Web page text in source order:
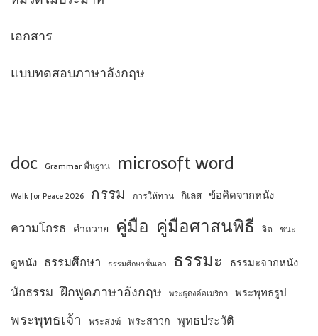
เอกสาร
แบบทดสอบภาษาอังกฤษ
doc Grammar พื้นฐาน microsoft word
Walk for Peace 2026 กรรม การให้ทาน กิเลส ข้อคิดจากหนัง
ความโกรธ คำถวาย คู่มือ คู่มือศาสนพิธี จิต ชนะ
ดูหนัง ธรรมศึกษา ธรรมศึกษาชั้นเอก ธรรมะ ธรรมะจากหนัง
นักธรรม ฝึกพูดภาษาอังกฤษ พระธุดงค์อเมริกา พระพุทธรูป
พระพุทธเจ้า พระสงฆ์ พระสาวก พุทธประวัติ